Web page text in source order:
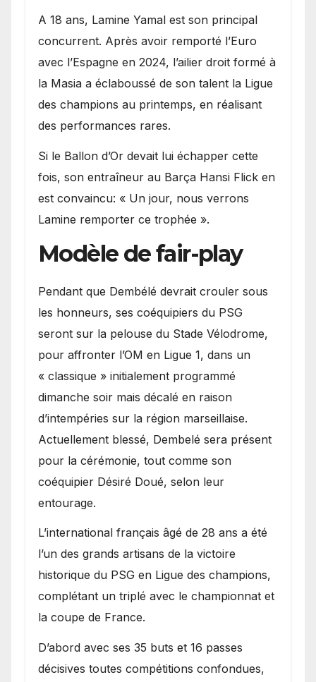
A 18 ans, Lamine Yamal est son principal
concurrent. Après avoir remporté l’Euro
avec l’Espagne en 2024, l’ailier droit formé à
la Masia a éclaboussé de son talent la Ligue
des champions au printemps, en réalisant
des performances rares.
Si le Ballon d’Or devait lui échapper cette
fois, son entraîneur au Barça Hansi Flick en
est convaincu: « Un jour, nous verrons
Lamine remporter ce trophée ».
Modèle de fair-play
Pendant que Dembélé devrait crouler sous
les honneurs, ses coéquipiers du PSG
seront sur la pelouse du Stade Vélodrome,
pour affronter l’OM en Ligue 1, dans un
« classique » initialement programmé
dimanche soir mais décalé en raison
d’intempéries sur la région marseillaise.
Actuellement blessé, Dembelé sera présent
pour la cérémonie, tout comme son
coéquipier Désiré Doué, selon leur
entourage.
L’international français âgé de 28 ans a été
l’un des grands artisans de la victoire
historique du PSG en Ligue des champions,
complétant un triplé avec le championnat et
la coupe de France.
D’abord avec ses 35 buts et 16 passes
décisives toutes compétitions confondues,